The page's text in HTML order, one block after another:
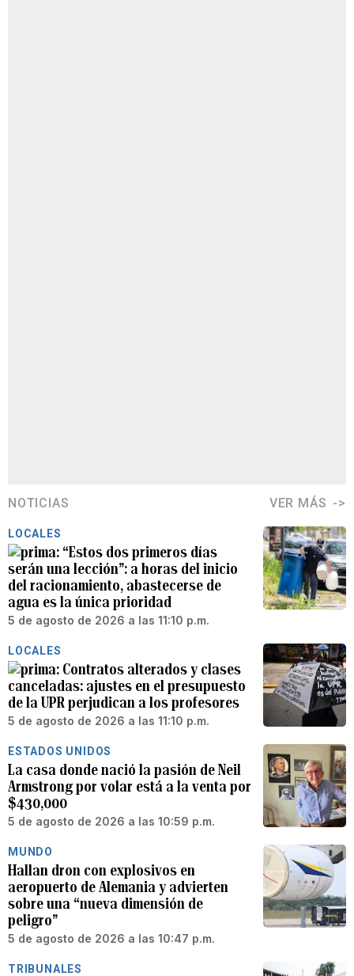
NOTICIAS VER MÁS
LOCALES
“Estos dos primeros días
serán una lección”: a horas del inicio
del racionamiento, abastecerse de
agua es la única prioridad
5 de agosto de 2026 a las 11:10 p.m.
LOCALES
Contratos alterados y clases
canceladas: ajustes en el presupuesto
de la UPR perjudican a los profesores
5 de agosto de 2026 a las 11:10 p.m.
ESTADOS UNIDOS
La casa donde nació la pasión de Neil
Armstrong por volar está a la venta por
$430,000
5 de agosto de 2026 a las 10:59 p.m.
MUNDO
Hallan dron con explosivos en
aeropuerto de Alemania y advierten
sobre una “nueva dimensión de
peligro”
5 de agosto de 2026 a las 10:47 p.m.
TRIBUNALES